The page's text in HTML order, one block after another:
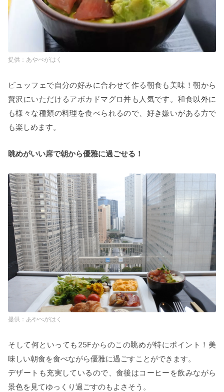
あやぺがはく
ビュッフェで自分の好みに合わせて作る朝食も美味！朝から
贅沢にいただけるアボカドマグロ丼も人気です。和食以外に
も様々な種類の料理を食べられるので、好き嫌いがある方で
も楽しめます。
眺めがいい席で朝から優雅に過ごせる！
あやぺがはく
そして何といっても25Fからのこの眺めが特にポイント！美
味しい朝食を食べながら優雅に過ごすことができます。
デザートも充実しているので、食後はコーヒーを飲みながら
景色を見てゆっくり過ごすのもよさそう。